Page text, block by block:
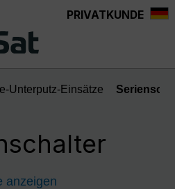
PRIVATKUNDE
Unterputz-Einsätze
anzeigen